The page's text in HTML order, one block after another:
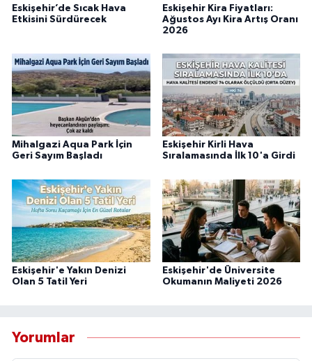
Eskişehir’de Sıcak Hava
Etkisini Sürdürecek
Eskişehir Kira Fiyatları:
Ağustos Ayı Kira Artış Oranı
2026
Mihalgazi Aqua Park İçin
Geri Sayım Başladı
Eskişehir Kirli Hava
Sıralamasında İlk 10'a Girdi
Eskişehir'e Yakın Denizi
Olan 5 Tatil Yeri
Eskişehir'de Üniversite
Okumanın Maliyeti 2026
Yorumlar